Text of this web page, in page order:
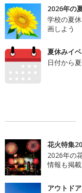
2026年の
学校の夏
画しよう
夏休みイ
日付から
花火特集
2026年の
情報も掲載
アウトド